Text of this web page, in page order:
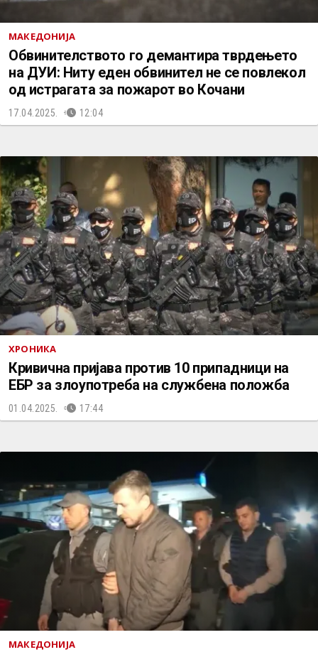
МАКЕДОНИЈА
Обвинителството го демантира тврдењето
на ДУИ: Ниту еден обвинител не се повлекол
од истрагата за пожарот во Кочани
17.04.2025. 12:04
ХРОНИКА
Кривична пријава против 10 припадници на
ЕБР за злоупотреба на службена положба
01.04.2025. 17:44
МАКЕДОНИЈА